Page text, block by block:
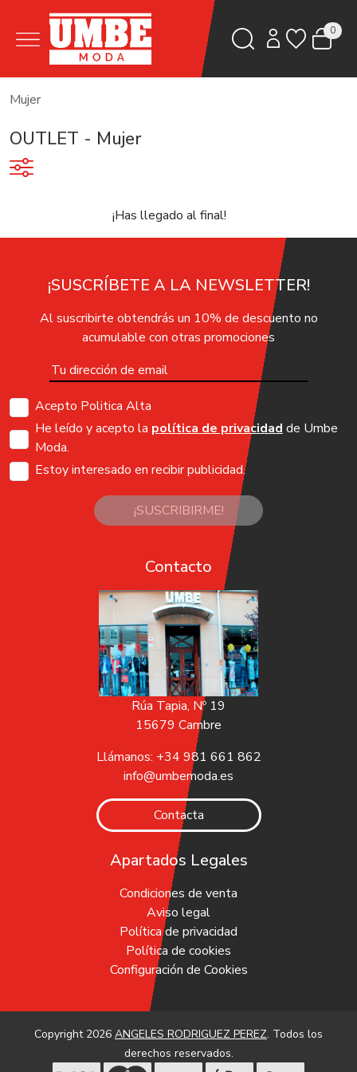
0
Mujer
OUTLET - Mujer
¡Has llegado al final!
¡SUSCRÍBETE A LA NEWSLETTER!
Al suscribirte obtendrás un 10% de descuento no
acumulable con otras promociones
Acepto Politica Alta
He leído y acepto la política de privacidad de Umbe
Moda.
Estoy interesado en recibir publicidad.
¡SUSCRIBIRME!
Contacto
Rúa Tapia, Nº 19
15679 Cambre
Llámanos: +34 981 661 862
info@umbemoda.es
Contacta
Apartados Legales
Condiciones de venta
Aviso legal
Política de privacidad
Política de cookies
Configuración de Cookies
Copyright 2026 ANGELES RODRIGUEZ PEREZ. Todos los
derechos reservados.